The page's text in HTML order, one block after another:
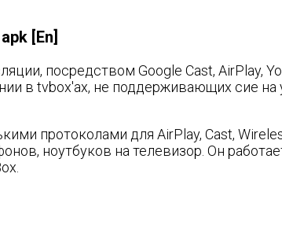
[En]
посредством Google Cast, AirPlay,
в tvbox'ах, не поддерживающих сие
протоколами для AirPlay, Cast,
ноутбуков на телевизор. Он